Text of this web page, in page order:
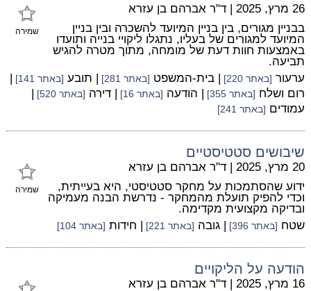
שמירה
26 מרץ, 2025 | ד"ר אברהם בן עזרא
בבניין מגורים, בין בניין המיועד להשכרה ובין בניין
המיועד למגורים של בעליו, נתגלו ליקויי בנייה ותועדו
באמצעות חוות דעת של מומחה, מתוך מטרה להגיש
תביעה.
ערעור [באתר 220] | בית-המשפט [באתר 281] | תובע [באתר 141]
|
רום ושלח [באתר 355] | הודעה [באתר 16] | דירה [באתר 520]
|
עמודים [באתר 241]
שיבושים סטטיסטיים
שמירה
20 מרץ, 2025 | ד"ר אברהם בן עזרא
ידוע שהסתמכות על מחקר סטטיסטי, היא בעייתית,
וכדי להפיק תועלת מהמחקר - נדרשת הבנה מעמיקה
ובדיקה מקצועית מקדימה.
שטח [באתר 396] | גובה [באתר 221] | חידות [באתר 104]
הודעה על הליקויים
16 מרץ, 2025 | ד"ר אברהם בן עזרא